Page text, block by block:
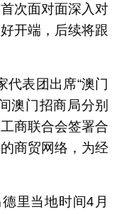
次面对面深入对
开端，后续将跟
代表团出席“澳门
澳门招商局分别
商联合会签署合
商贸网络，为经
里当地时间4月